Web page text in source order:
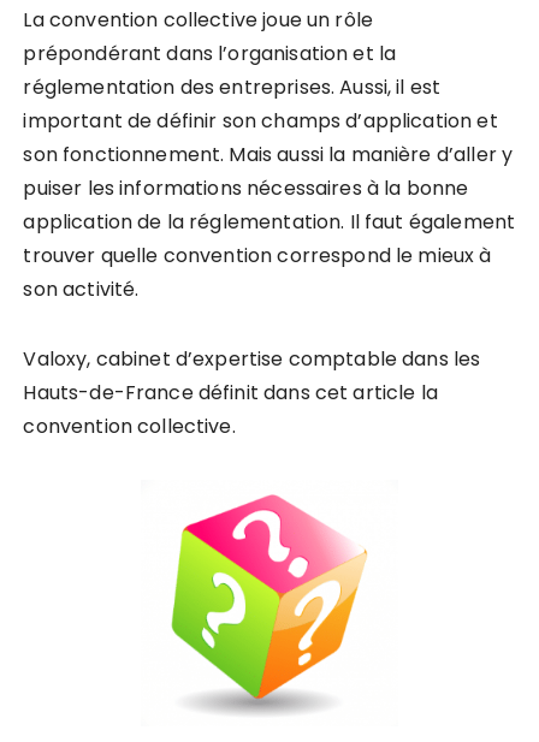
La convention collective joue un rôle
prépondérant dans l’organisation et la
réglementation des entreprises. Aussi, il est
important de définir son champs d’application et
son fonctionnement. Mais aussi la manière d’aller y
puiser les informations nécessaires à la bonne
application de la réglementation. Il faut également
trouver quelle convention correspond le mieux à
son activité.
Valoxy, cabinet d’expertise comptable dans les
Hauts-de-France définit dans cet article la
convention collective.